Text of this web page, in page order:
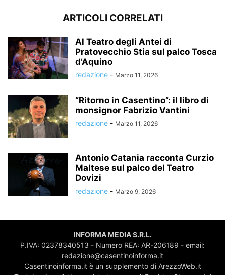
ARTICOLI CORRELATI
Al Teatro degli Antei di
Pratovecchio Stia sul palco Tosca
d’Aquino
redazione - Marzo 11, 2026
“Ritorno in Casentino”: il libro di
monsignor Fabrizio Vantini
redazione - Marzo 11, 2026
Antonio Catania racconta Curzio
Maltese sul palco del Teatro
Dovizi
redazione - Marzo 9, 2026
INFORMA MEDIA S.R.L.
P.IVA: 02378340513 - Numero REA: AR-206189 - email:
redazione@casentinoinforma.it
Casentinoinforma.it è un supplemento di ArezzoWeb.it